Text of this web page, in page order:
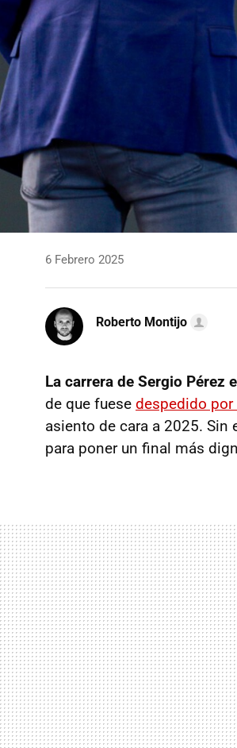
6 Febrero 2025
Roberto Montijo
La carrera de Sergio Pérez
de que fuese despedido por
asiento de cara a 2025. Sin
para poner un final más